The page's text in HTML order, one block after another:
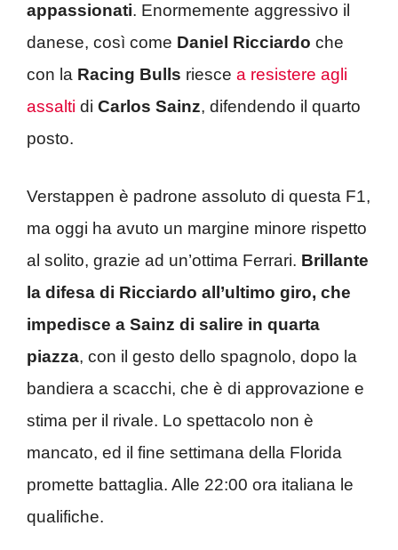
appassionati. Enormemente aggressivo il
danese, così come Daniel Ricciardo che
con la Racing Bulls riesce a resistere agli
assalti di Carlos Sainz, difendendo il quarto
posto.
Verstappen è padrone assoluto di questa F1,
ma oggi ha avuto un margine minore rispetto
al solito, grazie ad un’ottima Ferrari. Brillante
la difesa di Ricciardo all’ultimo giro, che
impedisce a Sainz di salire in quarta
piazza, con il gesto dello spagnolo, dopo la
bandiera a scacchi, che è di approvazione e
stima per il rivale. Lo spettacolo non è
mancato, ed il fine settimana della Florida
promette battaglia. Alle 22:00 ora italiana le
qualifiche.